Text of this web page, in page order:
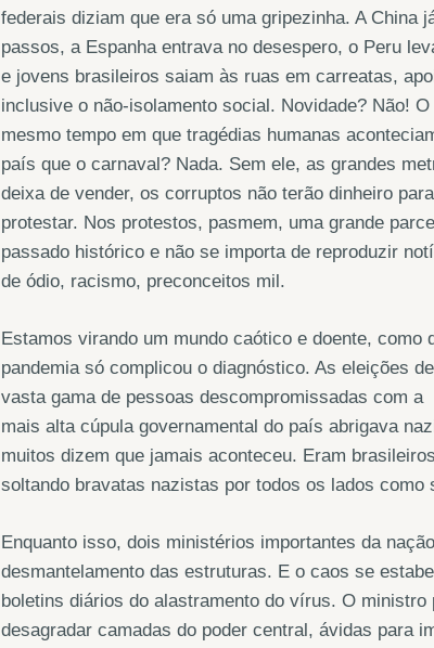
federais diziam que era só uma gripezinha. A
passos, a Espanha entrava no desespero, o Peru
e jovens brasileiros saiam às ruas em carreatas,
inclusive o não-isolamento social. Novidade? Não!
mesmo tempo em que tragédias humanas
país que o carnaval? Nada. Sem ele, as grandes
deixa de vender, os corruptos não terão dinheiro
protestar. Nos protestos, pasmem, uma grande
passado histórico e não se importa de reproduzir
de ódio, racismo, preconceitos mil.
Estamos virando um mundo caótico e doente,
pandemia só complicou o diagnóstico. As eleições
vasta gama de pessoas descompromissadas com
mais alta cúpula governamental do país abrigava
muitos dizem que jamais aconteceu. Eram
soltando bravatas nazistas por todos os lados
Enquanto isso, dois ministérios importantes da
desmantelamento das estruturas. E o caos se
boletins diários do alastramento do vírus. O
desagradar camadas do poder central, ávidas para